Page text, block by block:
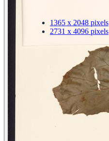
1365 x 2048 pixels
2731 x 4096 pixels